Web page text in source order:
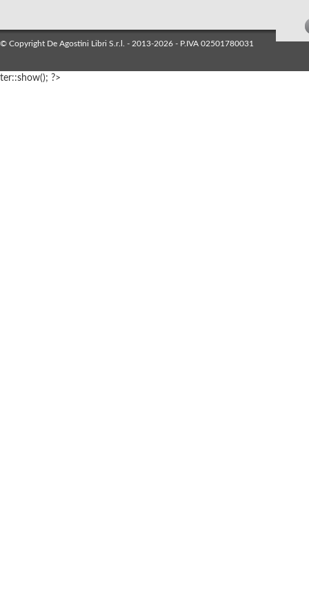
© Copyright De Agostini Libri S.r.l. - 2013-2026 - P.IVA 02501780031
ter::show(); ?>